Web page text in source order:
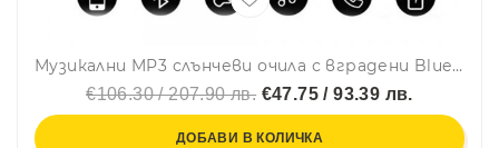
Музикални MP3 слънчеви очила с вградени Bluetooth слушалки за музика и разговори
€106.30 / 207.90 лв. €47.75 / 93.39 лв.
ДОБАВИ В КОЛИЧКА